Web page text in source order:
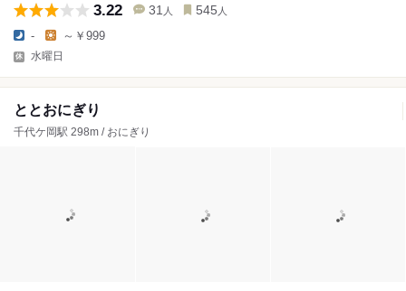
3.22 31 人 545 人
- ～￥999
水曜日
ととおにぎり
千代ケ岡駅 298m / おにぎり